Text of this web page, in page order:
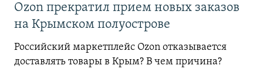
Ozon прекратил прием новых заказов
на Крымском полуострове
Российский маркетплейс Ozon отказывается
доставлять товары в Крым? В чем причина?